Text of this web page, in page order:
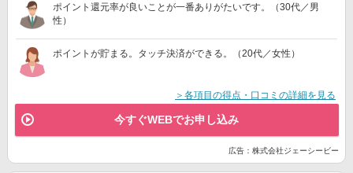
ポイント還元率が良いことが一番ありがたいです。（30代／男
性）
ポイントが貯まる。タッチ決済ができる。（20代／女性）
＞各項目の得点・口コミの詳細を見る
今すぐWEBでお申し込み
広告：株式会社ジェーシービー